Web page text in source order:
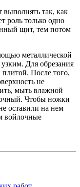
выполнять так, как
роль только одно
щит, тем потом
металлической
Для обрезания
плитой. После того,
не
мыть влажной
Чтобы ножки
оставили на нем
войлочные